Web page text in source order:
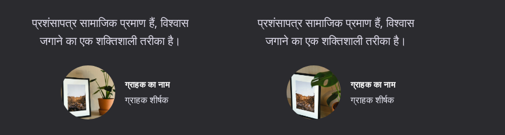
प्रशंसापत्र सामाजिक प्रमाण हैं, विश्वास
जगाने का एक शक्तिशाली तरीका है।
ग्राहक का नाम
ग्राहक शीर्षक
प्रशंसापत्र सामाजिक प्रमाण हैं, विश्वास
जगाने का एक शक्तिशाली तरीका है।
ग्राहक का नाम
ग्राहक शीर्षक